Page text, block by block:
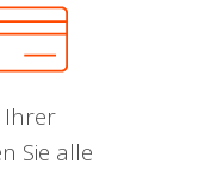
Ihrer
Sie alle